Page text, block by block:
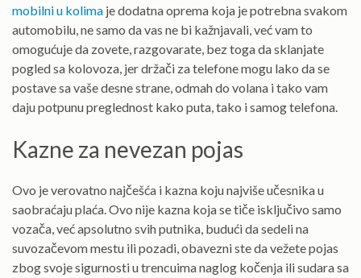
mobilni u kolima je dodatna oprema koja je potrebna svakom
automobilu, ne samo da vas ne bi kažnjavali, već vam to
omogućuje da zovete, razgovarate, bez toga da sklanjate
pogled sa kolovoza, jer držači za telefone mogu lako da se
postave sa vaše desne strane, odmah do volana i tako vam
daju potpunu preglednost kako puta, tako i samog telefona.
Kazne za nevezan pojas
Ovo je verovatno najčešća i kazna koju najviše učesnika u
saobraćaju plaća. Ovo nije kazna koja se tiče isključivo samo
vozača, već apsolutno svih putnika, budući da sedeli na
suvozačevom mestu ili pozadi, obavezni ste da vežete pojas
zbog svoje sigurnosti u trencuima naglog kočenja ili sudara sa